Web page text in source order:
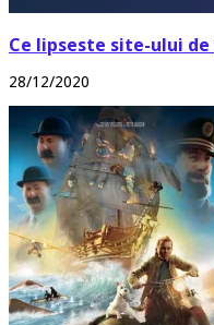
Ce lipseste site-ului
28/12/2020